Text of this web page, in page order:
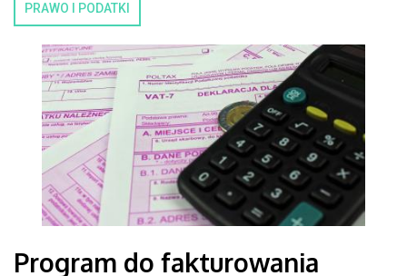
PRAWO I PODATKI
Program do fakturowania